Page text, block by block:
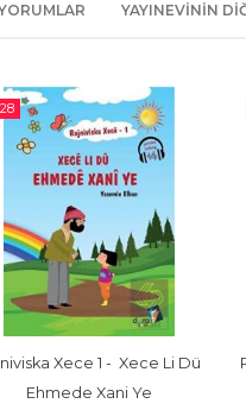
YAYINEVININ
28
Xece 1 -  Xece Li Dü
Ehmede Xani Ye